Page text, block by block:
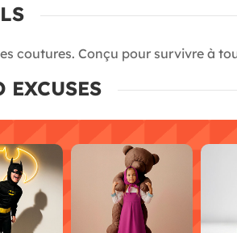
coutures. Conçu pour survivre à
EXCUSES